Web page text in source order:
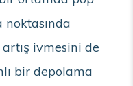
ivmesini de
bir depolama